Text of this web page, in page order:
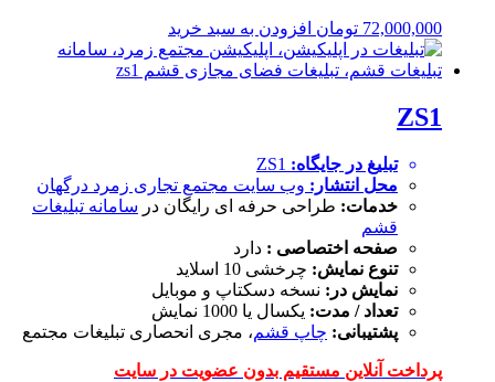
72,000,000 تومان افزودن به سبد خرید
ZS1
تبلیغ در جایگاه:
محل انتشار: وب سایت مجتمع تجاری زمرد درگهان
خدمات: طراحی حرفه ای رایگان در سامانه تبلیغات
قشم
صفحه اختصاصی : دارد
تنوع نمایش: چرخشی 10 اسلاید
نمایش در: نسخه دسکتاپ و موبایل
تعداد / مدت: یکسال یا 1000 نمایش
پشتیبانی: چاپ قشم، مجری انحصاری تبلیغات مجتمع
پرداخت آنلاین مستقیم بدون عضویت در سایت